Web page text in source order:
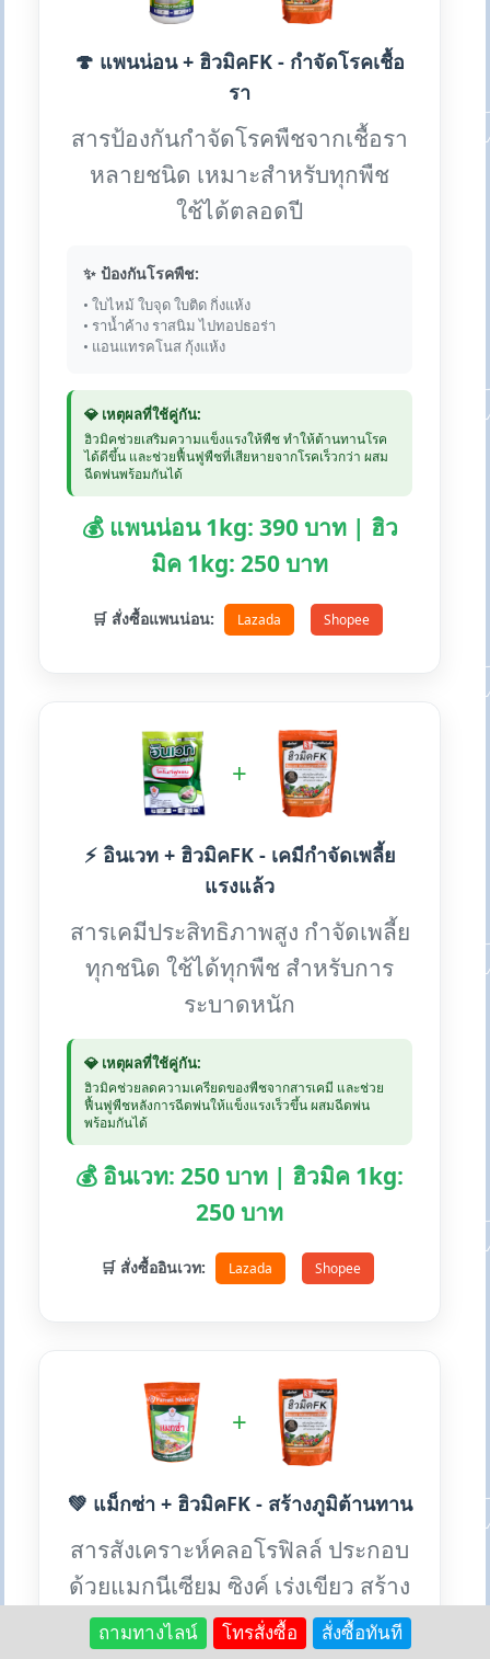
🍄 แพนน่อน + ฮิวมิคFK - กำจัดโรคเชื้อ
รา
สารป้องกันกำจัดโรคพืชจากเชื้อรา
หลายชนิด เหมาะสำหรับทุกพืช
ใช้ได้ตลอดปี
✨ ป้องกันโรคพืช:
• ใบไหม้ ใบจุด ใบติด กิ่งแห้ง
• ราน้ำค้าง ราสนิม ไปทอปธอร่า
• แอนแทรคโนส กุ้งแห้ง
💎 เหตุผลที่ใช้คู่กัน:
ฮิวมิคช่วยเสริมความแข็งแรงให้พืช ทำให้ต้านทานโรค
ได้ดีขึ้น และช่วยฟื้นฟูพืชที่เสียหายจากโรคเร็วกว่า ผสม
ฉีดพ่นพร้อมกันได้
💰 แพนน่อน 1kg: 390 บาท | ฮิว
มิค 1kg: 250 บาท
🛒 สั่งซื้อแพนน่อน: Lazada Shopee
+
⚡ อินเวท + ฮิวมิคFK - เคมีกำจัดเพลี้ย
แรงแล้ว
สารเคมีประสิทธิภาพสูง กำจัดเพลี้ย
ทุกชนิด ใช้ได้ทุกพืช สำหรับการ
ระบาดหนัก
💎 เหตุผลที่ใช้คู่กัน:
ฮิวมิคช่วยลดความเครียดของพืชจากสารเคมี และช่วย
ฟื้นฟูพืชหลังการฉีดพ่นให้แข็งแรงเร็วขึ้น ผสมฉีดพ่น
พร้อมกันได้
💰 อินเวท: 250 บาท | ฮิวมิค 1kg:
250 บาท
🛒 สั่งซื้ออินเวท: Lazada Shopee
+
💚 แม็กซ่า + ฮิวมิคFK - สร้างภูมิต้านทาน
สารสังเคราะห์คลอโรฟิลล์ ประกอบ
ด้วยแมกนีเซียม ซิงค์ เร่งเขียว สร้าง
ภูมิต้านทานโรค
ถามทางไลน์ โทรสั่งซื้อ สั่งซื้อทันที